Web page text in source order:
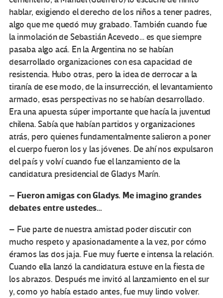
hablar, exigiendo el derecho de los niños a tener padres,
algo que me quedó muy grabado. También cuando fue
la inmolación de Sebastián Acevedo… es que siempre
pasaba algo acá. En la Argentina no se habían
desarrollado organizaciones con esa capacidad de
resistencia. Hubo otras, pero la idea de derrocar a la
tiranía de ese modo, de la insurrección, el levantamiento
armado, esas perspectivas no se habían desarrollado.
Era una apuesta súper importante que hacía la juventud
chilena. Sabía que habían partidos y organizaciones
atrás, pero quienes fundamentalmente salieron a poner
el cuerpo fueron los y las jóvenes. De ahí nos expulsaron
del país y volví cuando fue el lanzamiento de la
candidatura presidencial de Gladys Marín.
– Fueron amigas con Gladys. Me imagino grandes
debates entre ustedes…
– Fue parte de nuestra amistad poder discutir con
mucho respeto y apasionadamente a la vez, por cómo
éramos las dos jaja. Fue muy fuerte e intensa la relación.
Cuando ella lanzó la candidatura estuve en la fiesta de
los abrazos. Después me invitó al lanzamiento en el sur
y, como yo había estado antes, fue muy lindo volver.